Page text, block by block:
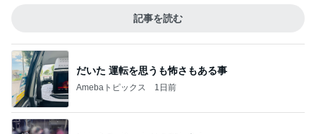
Amebaトピックス 1日前
堀ちえみ ドーナツの差し入れ
Amebaトピックス 18時間前